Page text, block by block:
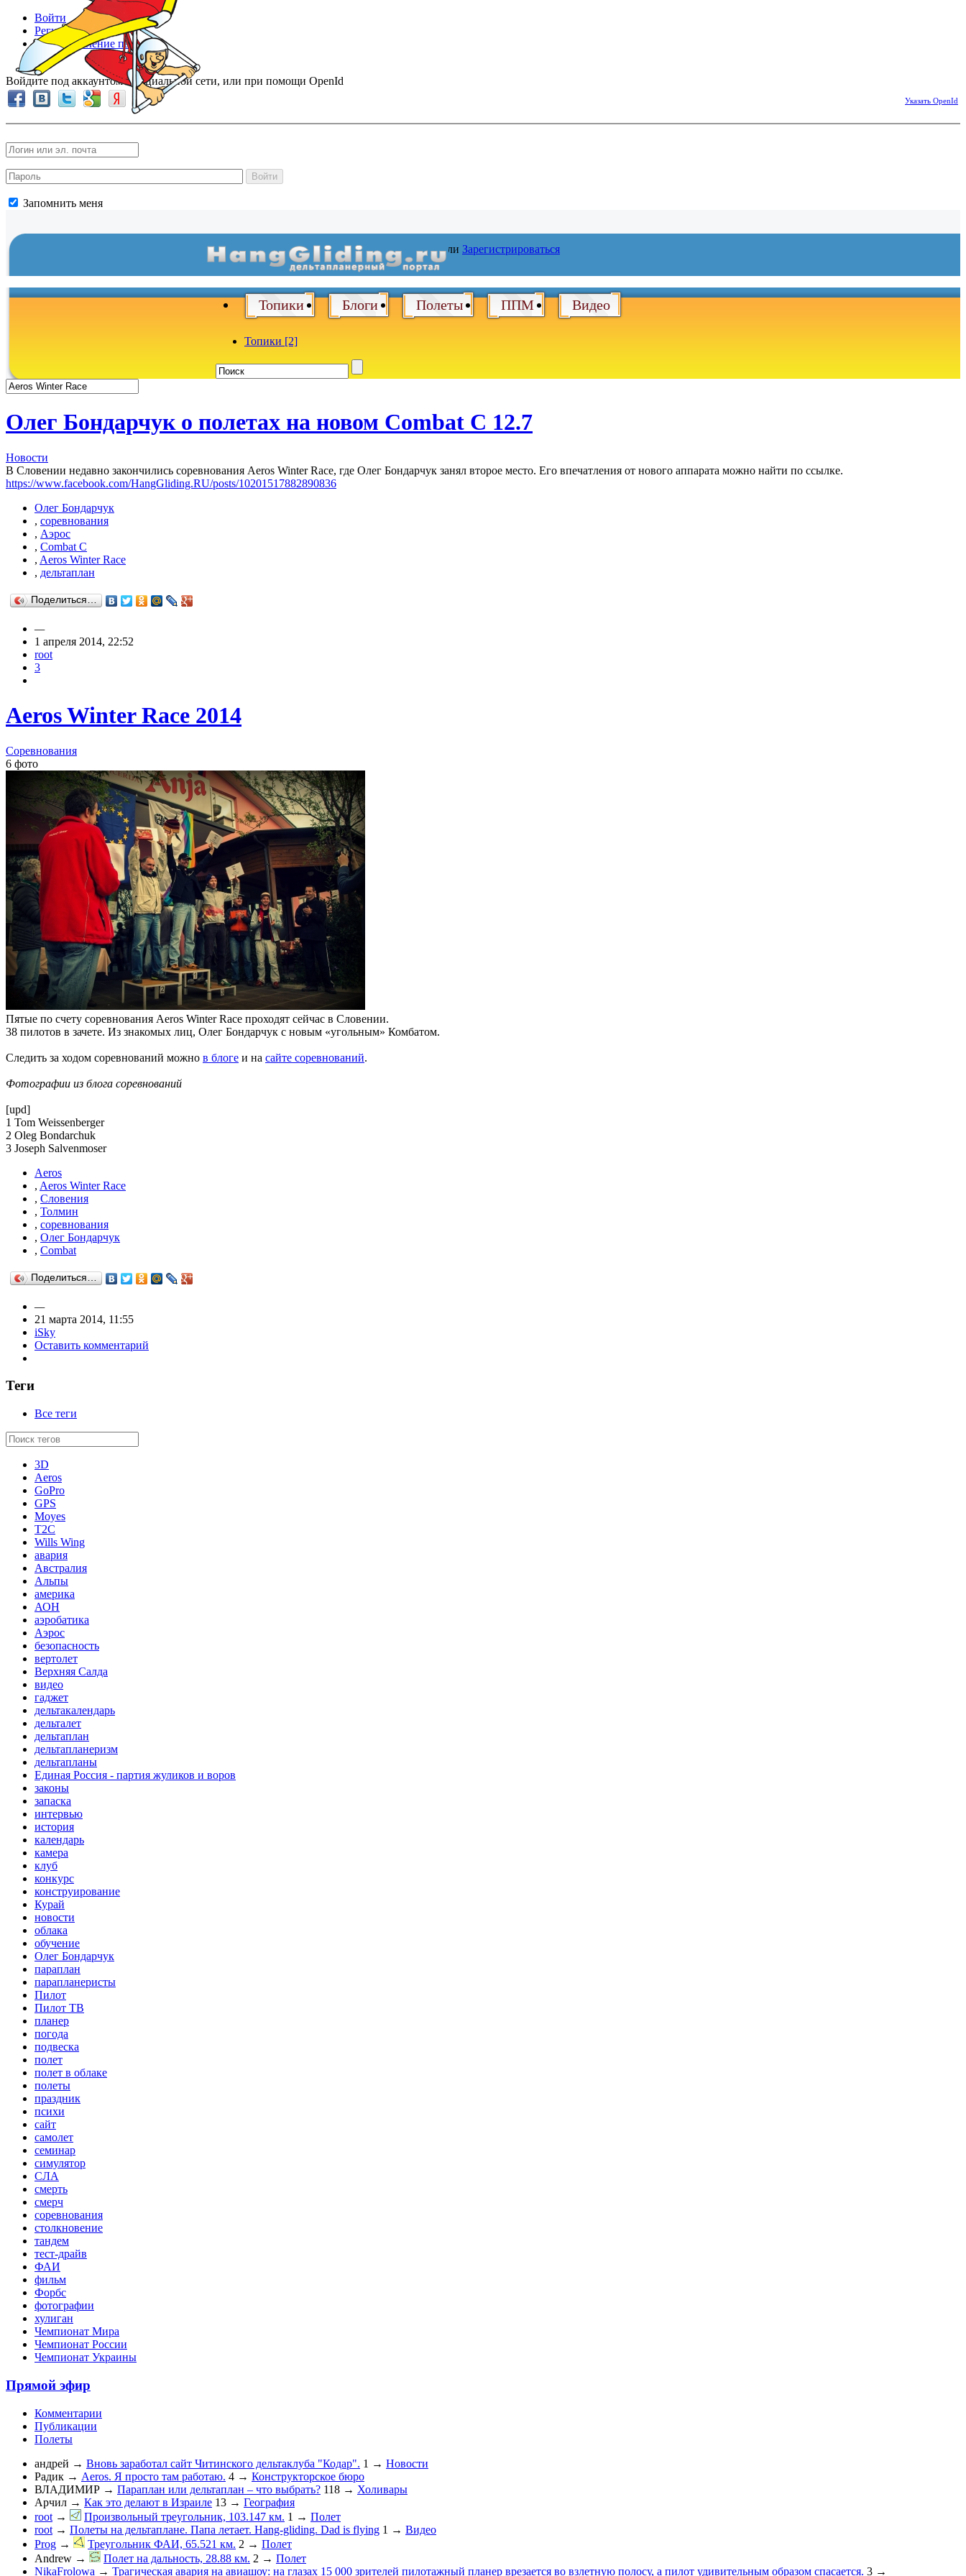
Войти
Регистрация
Восстановление пароля
Войдите под аккаунтом в социальной сети, или при помощи OpenId
Указать OpenId
Войти
Запомнить меня
Войтиили Зарегистрироваться
Топики Блоги Полеты ППМ Видео
Топики [2]
Олег Бондарчук о полетах на новом Combat C 12.7
Новости
В Словении недавно закончились соревнования Aeros Winter Race, где Олег Бондарчук занял второе место. Его впечатления от нового аппарата можно найти по ссылке.
https://www.facebook.com/HangGliding.RU/posts/10201517882890836
Олег Бондарчук
, соревнования
, Аэрос
, Combat C
, Aeros Winter Race
, дельтаплан
Поделиться…
—
1 апреля 2014, 22:52
root
3
Aeros Winter Race 2014
Соревнования
6 фото
Пятые по счету соревнования Aeros Winter Race проходят сейчас в Словении.
38 пилотов в зачете. Из знакомых лиц, Олег Бондарчук с новым «угольным» Комбатом.
Следить за ходом соревнований можно в блоге и на сайте соревнований.
Фотографии из блога соревнований
[upd]
1 Tom Weissenberger
2 Oleg Bondarchuk
3 Joseph Salvenmoser
Aeros
, Aeros Winter Race
, Словения
, Толмин
, соревнования
, Олег Бондарчук
, Combat
Поделиться…
—
21 марта 2014, 11:55
iSky
Оставить комментарий
Теги
Все теги
3D
Aeros
GoPro
GPS
Moyes
T2C
Wills Wing
авария
Австралия
Альпы
америка
АОН
аэробатика
Аэрос
безопасность
вертолет
Верхняя Салда
видео
гаджет
дельтакалендарь
дельталет
дельтаплан
дельтапланеризм
дельтапланы
Единая Россия - партия жуликов и воров
законы
запаска
интервью
история
календарь
камера
клуб
конкурс
конструирование
Курай
новости
облака
обучение
Олег Бондарчук
параплан
парапланеристы
Пилот
Пилот ТВ
планер
погода
подвеска
полет
полет в облаке
полеты
праздник
психи
сайт
самолет
семинар
симулятор
СЛА
смерть
смерч
соревнования
столкновение
тандем
тест-драйв
ФАИ
фильм
Форбс
фотографии
хулиган
Чемпионат Мира
Чемпионат России
Чемпионат Украины
Прямой эфир
Комментарии
Публикации
Полеты
андрей → Вновь заработал сайт Читинского дельтаклуба "Кодар". 1 → Новости
Радик → Aeros. Я просто там работаю. 4 → Конструкторское бюро
ВЛАДИМИР → Параплан или дельтаплан – что выбрать? 118 → Холивары
Арчил → Как это делают в Израиле 13 → География
root → Произвольный треугольник, 103.147 км. 1 → Полет
root → Полеты на дельтаплане. Папа летает. Hang-gliding. Dad is flying 1 → Видео
Prog → Треугольник ФАИ, 65.521 км. 2 → Полет
Andrew → Полет на дальность, 28.88 км. 2 → Полет
NikaFrolowa → Трагическая авария на авиашоу: на глазах 15 000 зрителей пилотажный планер врезается во взлетную полосу, а пилот удивительным образом спасается. 3 →